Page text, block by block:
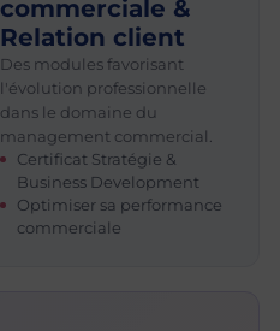
commerciale &
Relation client
Des modules favorisant
l'évolution professionnelle
dans le domaine du
management commercial.
Certificat Stratégie &
Business Development
Optimiser sa performance
commerciale